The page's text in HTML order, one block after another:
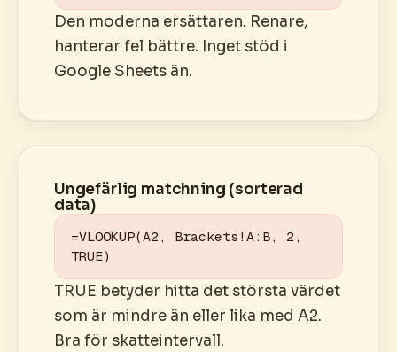
Den moderna ersättaren. Renare,
hanterar fel bättre. Inget stöd i
Google Sheets än.
Ungefärlig matchning (sorterad
data)
=VLOOKUP(A2, Brackets!A:B, 2,
TRUE)
TRUE betyder hitta det största värdet
som är mindre än eller lika med A2.
Bra för skatteintervall.